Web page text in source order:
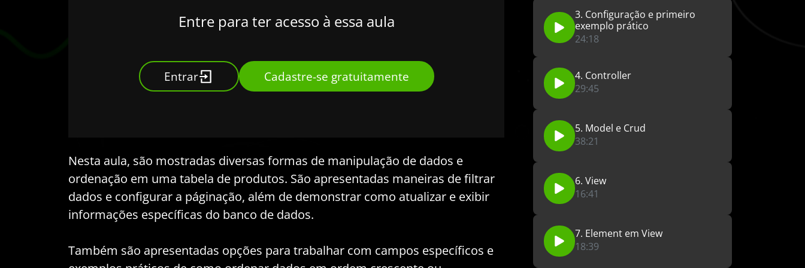
Entre para ter acesso à essa aula
Entrar Cadastre-se gratuitamente
Nesta aula, são mostradas diversas formas de manipulação de dados e
ordenação em uma tabela de produtos. São apresentadas maneiras de filtrar
dados e configurar a páginação, além de demonstrar como atualizar e exibir
informações específicas do banco de dados.
Também são apresentadas opções para trabalhar com campos específicos e
3. Configuração e primeiro
exemplo prático
24:18
4. Controller
29:45
5. Model e Crud
38:21
6. View
16:41
7. Element em View
18:39